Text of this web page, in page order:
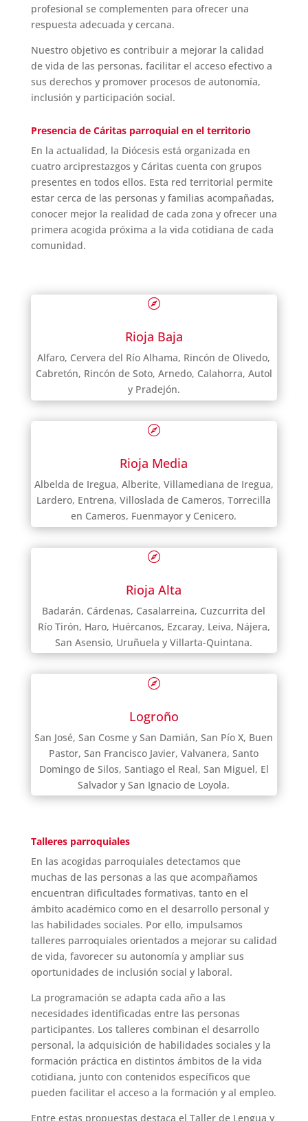
profesional se complementen para ofrecer una
respuesta adecuada y cercana.
Nuestro objetivo es contribuir a mejorar la calidad
de vida de las personas, facilitar el acceso efectivo a
sus derechos y promover procesos de autonomía,
inclusión y participación social.
Presencia de Cáritas parroquial en el territorio
En la actualidad, la Diócesis está organizada en
cuatro arciprestazgos y Cáritas cuenta con grupos
presentes en todos ellos. Esta red territorial permite
estar cerca de las personas y familias acompañadas,
conocer mejor la realidad de cada zona y ofrecer una
primera acogida próxima a la vida cotidiana de cada
comunidad.

Rioja Baja
Alfaro, Cervera del Río Alhama, Rincón de Olivedo,
Cabretón, Rincón de Soto, Arnedo, Calahorra, Autol
y Pradejón.

Rioja Media
Albelda de Iregua, Alberite, Villamediana de Iregua,
Lardero, Entrena, Villoslada de Cameros, Torrecilla
en Cameros, Fuenmayor y Cenicero.

Rioja Alta
Badarán, Cárdenas, Casalarreina, Cuzcurrita del
Río Tirón, Haro, Huércanos, Ezcaray, Leiva, Nájera,
San Asensio, Uruñuela y Villarta-Quintana.

Logroño
San José, San Cosme y San Damián, San Pío X, Buen
Pastor, San Francisco Javier, Valvanera, Santo
Domingo de Silos, Santiago el Real, San Miguel, El
Salvador y San Ignacio de Loyola.
Talleres parroquiales
En las acogidas parroquiales detectamos que
muchas de las personas a las que acompañamos
encuentran dificultades formativas, tanto en el
ámbito académico como en el desarrollo personal y
las habilidades sociales. Por ello, impulsamos
talleres parroquiales orientados a mejorar su calidad
de vida, favorecer su autonomía y ampliar sus
oportunidades de inclusión social y laboral.
La programación se adapta cada año a las
necesidades identificadas entre las personas
participantes. Los talleres combinan el desarrollo
personal, la adquisición de habilidades sociales y la
formación práctica en distintos ámbitos de la vida
cotidiana, junto con contenidos específicos que
pueden facilitar el acceso a la formación y al empleo.
Entre estas propuestas destaca el Taller de Lengua y